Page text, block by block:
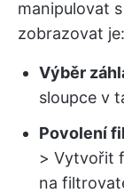
manipulovat
zobrazovat je:
Výběr
sloupce v
Povolení
> Vytvořit
na